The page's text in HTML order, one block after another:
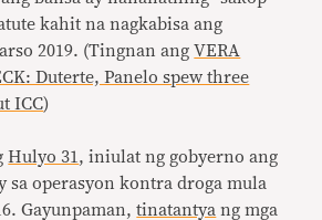
kahit na nagkabisa ang
2019. (Tingnan angVERA
Duterte, Panelo spew three
ICC)
Hulyo 31 , iniulat ng gobyerno ang
sa operasyon kontra droga mula
Gayunpaman,tinatantya ng mga